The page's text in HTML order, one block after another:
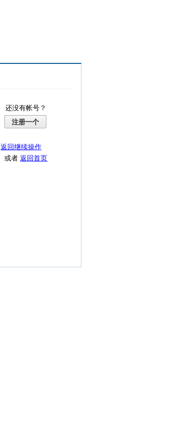
还没有帐号？
注册一个
返回继续操作
或者返回首页